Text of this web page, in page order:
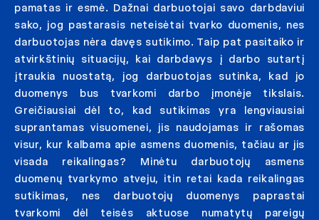
pamatas ir esmė. Dažnai darbuotojai savo darbdaviui
sako, jog pastarasis neteisėtai tvarko duomenis, nes
darbuotojas nėra davęs sutikimo. Taip pat pasitaiko ir
atvirkštinių situacijų, kai darbdavys į darbo sutartį
įtraukia nuostatą, jog darbuotojas sutinka, kad jo
duomenys bus tvarkomi darbo įmonėje tikslais.
Greičiausiai dėl to, kad sutikimas yra lengviausiai
suprantamas visuomenei, jis naudojamas ir rašomas
visur, kur kalbama apie asmens duomenis, tačiau ar jis
visada reikalingas? Minėtu darbuotojų asmens
duomenų tvarkymo atveju, itin retai kada reikalingas
sutikimas, nes darbuotojų duomenys paprastai
tvarkomi dėl teisės aktuose numatytų pareigų